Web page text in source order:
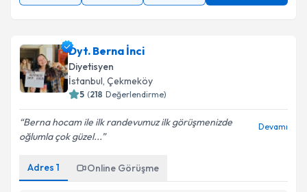
Dyt. Berna İnci
Diyetisyen
İstanbul, Çekmeköy
5 (218 Değerlendirme)
Berna hocam ile ilk randevumuz ilk görüşmenizde
oğlumla çok güzel...
Devamı
Adres 1 Online Görüşme